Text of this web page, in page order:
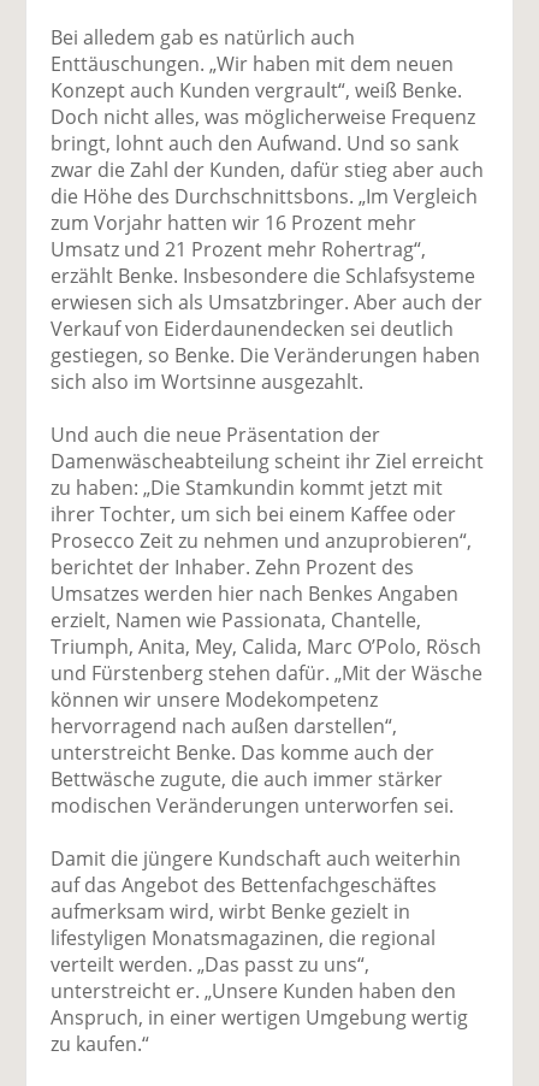
Bei alledem gab es natürlich auch
Enttäuschungen. „Wir haben mit dem neuen
Konzept auch Kunden vergrault“, weiß Benke.
Doch nicht alles, was möglicherweise Frequenz
bringt, lohnt auch den Aufwand. Und so sank
zwar die Zahl der Kunden, dafür stieg aber auch
die Höhe des Durchschnittsbons. „Im Vergleich
zum Vorjahr hatten wir 16 Prozent mehr
Umsatz und 21 Prozent mehr Rohertrag“,
erzählt Benke. Insbesondere die Schlafsysteme
erwiesen sich als Umsatzbringer. Aber auch der
Verkauf von Eiderdaunendecken sei deutlich
gestiegen, so Benke. Die Veränderungen haben
sich also im Wortsinne ausgezahlt.
Und auch die neue Präsentation der
Damenwäscheabteilung scheint ihr Ziel erreicht
zu haben: „Die Stamkundin kommt jetzt mit
ihrer Tochter, um sich bei einem Kaffee oder
Prosecco Zeit zu nehmen und anzuprobieren“,
berichtet der Inhaber. Zehn Prozent des
Umsatzes werden hier nach Benkes Angaben
erzielt, Namen wie Passionata, Chantelle,
Triumph, Anita, Mey, Calida, Marc O’Polo, Rösch
und Fürstenberg stehen dafür. „Mit der Wäsche
können wir unsere Modekompetenz
hervorragend nach außen darstellen“,
unterstreicht Benke. Das komme auch der
Bettwäsche zugute, die auch immer stärker
modischen Veränderungen unterworfen sei.
Damit die jüngere Kundschaft auch weiterhin
auf das Angebot des Bettenfachgeschäftes
aufmerksam wird, wirbt Benke gezielt in
lifestyligen Monatsmagazinen, die regional
verteilt werden. „Das passt zu uns“,
unterstreicht er. „Unsere Kunden haben den
Anspruch, in einer wertigen Umgebung wertig
zu kaufen.“